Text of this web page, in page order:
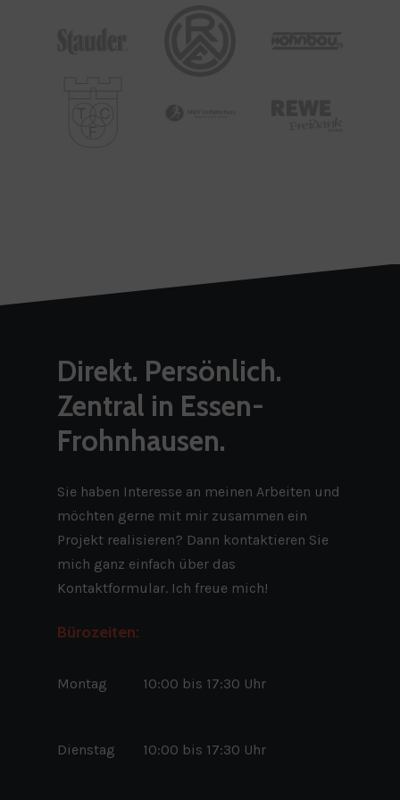
Direkt. Persönlich.
Zentral in Essen-
Frohnhausen.
Sie haben Interesse an meinen Arbeiten und
möchten gerne mit mir zusammen ein
Projekt realisieren? Dann kontaktieren Sie
mich ganz einfach über das
Kontaktformular. Ich freue mich!
Bürozeiten:
Montag 10:00 bis 17:30 Uhr
Dienstag 10:00 bis 17:30 Uhr